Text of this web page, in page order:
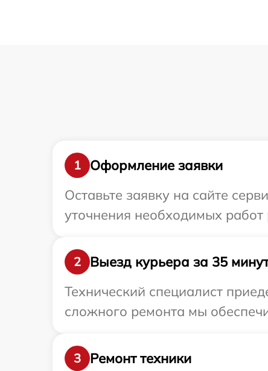
1
Оформление заявки
Оставьте заявку на сайте
уточнения необходимых
2
Выезд курьера за 35
Технический специалист
сложного ремонта мы
3
Ремонт техники